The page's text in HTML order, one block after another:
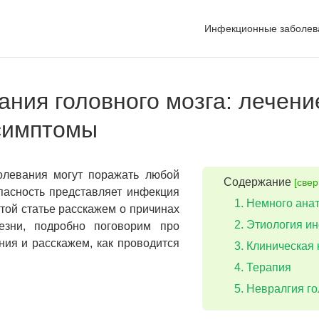
Инфекционные
головного мозга:
Содержание
Немного
Этиология
Клиническая
Терапия
Невралгия
могут поражать любой
представляет инфекция
статье расскажем о причинах
подробно поговорим про
и расскажем, как проводится